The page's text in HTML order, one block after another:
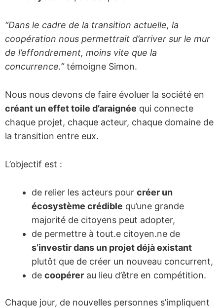
“Dans le cadre de la transition actuelle, la
coopération nous permettrait d’arriver sur le mur
de l’effondrement, moins vite que la
concurrence.”témoigne Simon.
Nous nous devons de faire évoluer la société en
créant un effet toile d’araignée qui connecte
chaque projet, chaque acteur, chaque domaine de
la transition entre eux.
L’objectif est :
de relier les acteurs pour créer un
écosystème crédible qu’une grande
majorité de citoyens peut adopter,
de permettre à tout.e citoyen.ne de
s’investir dans un projet déjà existant
plutôt que de créer un nouveau concurrent,
de coopérer au lieu d’être en compétition.
Chaque jour, de nouvelles personnes s’impliquent